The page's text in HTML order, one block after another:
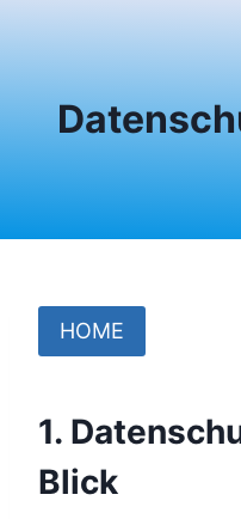
HOME
1.
Blick